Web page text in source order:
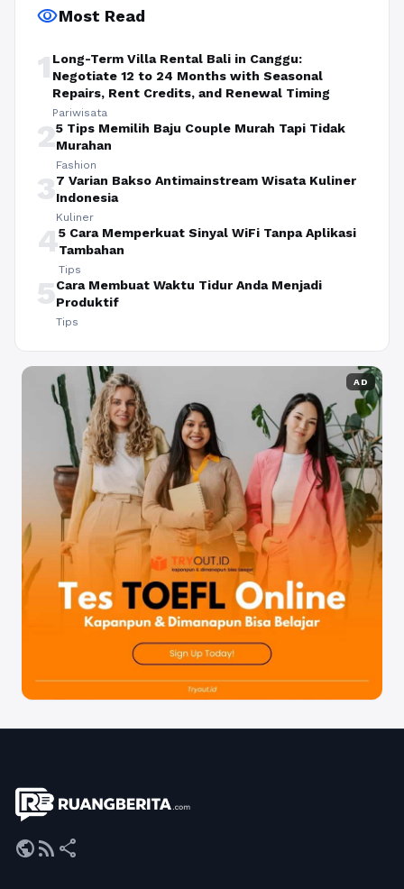
visibilityMost Read
1 Long-Term Villa Rental Bali in Canggu:
Negotiate 12 to 24 Months with Seasonal
Repairs, Rent Credits, and Renewal Timing
Pariwisata
25 Tips Memilih Baju Couple Murah Tapi Tidak
Murahan
Fashion
37 Varian Bakso Antimainstream Wisata Kuliner
Indonesia
Kuliner
45 Cara Memperkuat Sinyal WiFi Tanpa Aplikasi
Tambahan
Tips
5Cara Membuat Waktu Tidur Anda Menjadi
Produktif
Tips
AD
publicrss_feed share